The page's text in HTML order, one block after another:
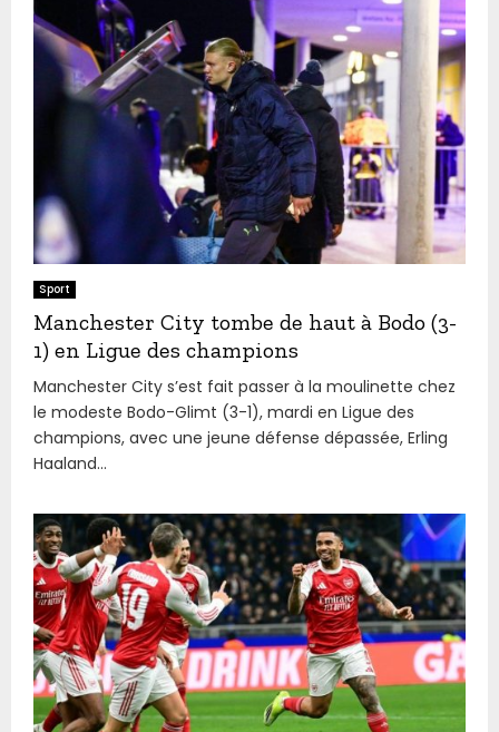
Sport
Manchester City tombe de haut à Bodo (3-
1) en Ligue des champions
Manchester City s’est fait passer à la moulinette chez
le modeste Bodo-Glimt (3-1), mardi en Ligue des
champions, avec une jeune défense dépassée, Erling
Haaland...